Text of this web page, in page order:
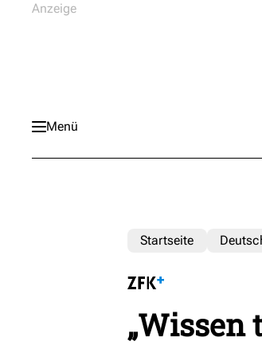
Menü
Startseite
„Wissen